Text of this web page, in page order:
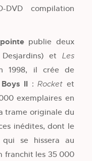
DVD compilation
publie deux
etLes
1998, il crée de
II :Rocketet
exemplaires en
trame originale du
inédites, dont le
se hissera au
franchit les 35 000